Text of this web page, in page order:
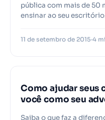
pública com mais de 50
ensinar ao seu
11 de setembro de 2015 4
Como ajudar seus
você como seu
Saiba o que faz a